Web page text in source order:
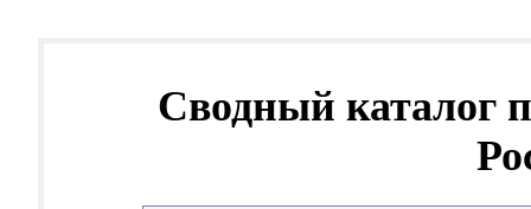
Сводный каталог